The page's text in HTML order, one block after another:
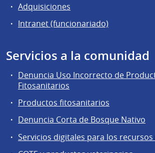
Adquisiciones
Intranet (funcionariado)
Servicios a la comunidad
Denuncia Uso Incorrecto de
Fitosanitarios
Productos fitosanitarios
Denuncia Corta de Bosque Nativo
Servicios digitales para los